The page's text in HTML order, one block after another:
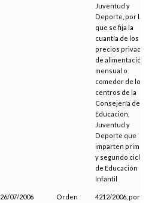
Juventud y
Deporte, por la
que se fija la
cuantía de los
precios privados
de alimentación
mensual o
comedor de los
centros de la
Consejería de
Educación,
Juventud y
Deporte que
imparten primer
y segundo ciclo
de Educación
Infantil
26/07/2006 Orden
4212/2006, por la